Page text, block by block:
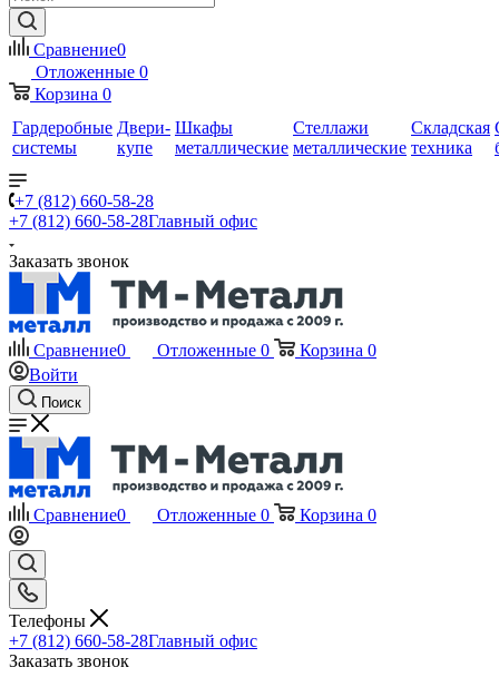
Сравнение0
Отложенные 0
Корзина 0
Гардеробные
системы
Двери-
купе
Шкафы
металлические
Стеллажи
металлические
Складская
техника
+7 (812) 660-58-28
+7 (812) 660-58-28Главный офис
Заказать звонок
Сравнение0 Отложенные 0 Корзина 0
Войти
Поиск
Сравнение0 Отложенные 0 Корзина 0
Телефоны
+7 (812) 660-58-28Главный офис
Заказать звонок